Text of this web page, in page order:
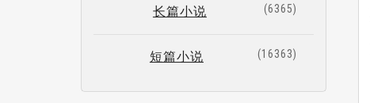
长篇小说 6365
短篇小说 16363